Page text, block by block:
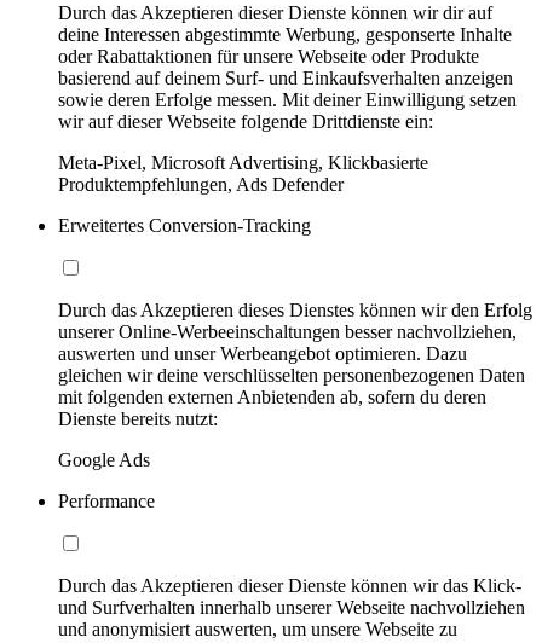
Durch das Akzeptieren dieser Dienste können wir dir auf
deine Interessen abgestimmte Werbung, gesponserte Inhalte
oder Rabattaktionen für unsere Webseite oder Produkte
basierend auf deinem Surf- und Einkaufsverhalten anzeigen
sowie deren Erfolge messen. Mit deiner Einwilligung setzen
wir auf dieser Webseite folgende Drittdienste ein:
Meta-Pixel, Microsoft Advertising, Klickbasierte
Produktempfehlungen, Ads Defender
Erweitertes Conversion-Tracking
Durch das Akzeptieren dieses Dienstes können wir den Erfolg
unserer Online-Werbeeinschaltungen besser nachvollziehen,
auswerten und unser Werbeangebot optimieren. Dazu
gleichen wir deine verschlüsselten personenbezogenen Daten
mit folgenden externen Anbietenden ab, sofern du deren
Dienste bereits nutzt:
Google Ads
Performance
Durch das Akzeptieren dieser Dienste können wir das Klick-
und Surfverhalten innerhalb unserer Webseite nachvollziehen
und anonymisiert auswerten, um unsere Webseite zu